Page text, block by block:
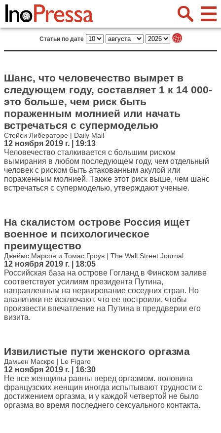
Статьи по дате
Шанс, что человечество вымрет в
следующем году, составляет 1 к 14 000-
это больше, чем риск быть
пораженным молнией или начать
встречаться с супермоделью
Стейси Либераторе | Daily Mail
12 ноября 2019 г. | 19:13
Человечество сталкивается с большим риском
вымирания в любом последующем году, чем отдельный
человек с риском быть атакованным акулой или
пораженным молнией. Также этот риск выше, чем шанс
встречаться с супермоделью, утверждают ученые.
На скалистом острове Россия ищет
военное и психологическое
преимущество
Джеймс Марсон и Томас Гроув | The Wall Street Journal
12 ноября 2019 г. | 18:05
Российская база на острове Гогланд в Финском заливе
соответствует усилиям президента Путина,
направленным на нервирование соседних стран. Но
аналитики не исключают, что ее построили, чтобы
произвести впечатление на Путина в преддверии его
визита.
Извилистые пути женского оргазма
Дамьен Маскре | Le Figaro
12 ноября 2019 г. | 16:30
Не все женщины равны перед оргазмом. половина
французских женщин иногда испытывают трудности с
достижением оргазма, и у каждой четвертой не было
оргазма во время последнего сексуального контакта.